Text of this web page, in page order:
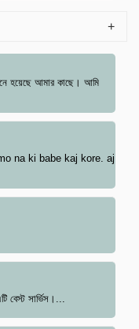
হয়েছে আমার কাছে। আমি
na ki babe kaj kore. aj
বেস্ট সার্ভিস।...